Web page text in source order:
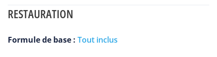
RESTAURATION
Formule de base : Tout inclus